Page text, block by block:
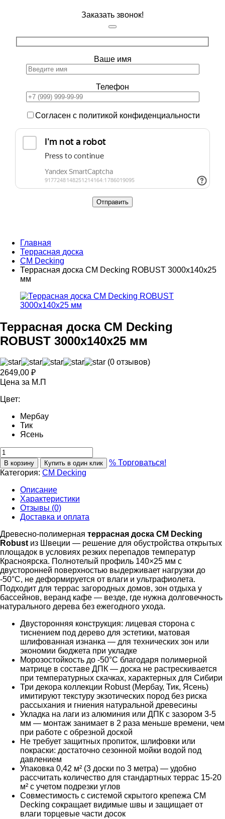
Заказать звонок!
Ваше имя
Телефон
Согласен с политикой конфиденциальности
Главная
Террасная доска
CM Decking
Террасная доска CM Decking ROBUST 3000х140х25
мм
Террасная доска CM Decking
ROBUST 3000х140х25 мм
(0 отзывов)
2649,00 ₽
Цена за М.П
Цвет:
Мербау
Тик
Ясень
В корзину Купить в один клик
% Торговаться!
Категория: CM Decking
Описание
Характеристики
Отзывы (0)
Доставка и оплата
Древесно-полимерная террасная доска CM Decking
Robustиз Швеции — решение для обустройства открытых
площадок в условиях резких перепадов температур
Красноярска. Полнотелый профиль 140×25 мм с
двусторонней поверхностью выдерживает нагрузки до
-50°C, не деформируется от влаги и ультрафиолета.
Подходит для террас загородных домов, зон отдыха у
бассейнов, веранд кафе — везде, где нужна долговечность
натурального дерева без ежегодного ухода.
Двусторонняя конструкция: лицевая сторона с
тиснением под дерево для эстетики, матовая
шлифованная изнанка — для технических зон или
экономии бюджета при укладке
Морозостойкость до -50°C благодаря полимерной
матрице в составе ДПК — доска не растрескивается
при температурных скачках, характерных для Сибири
Три декора коллекции Robust (Мербау, Тик, Ясень)
имитируют текстуру экзотических пород без риска
рассыхания и гниения натуральной древесины
Укладка на лаги из алюминия или ДПК с зазором 3-5
мм — монтаж занимает в 2 раза меньше времени, чем
при работе с обрезной доской
Не требует защитных пропиток, шлифовки или
покраски: достаточно сезонной мойки водой под
давлением
Упаковка 0,42 м² (3 доски по 3 метра) — удобно
рассчитать количество для стандартных террас 15-20
м² с учетом подрезки углов
Совместимость с системой скрытого крепежа CM
Decking сокращает видимые швы и защищает от
влаги торцевые части досок